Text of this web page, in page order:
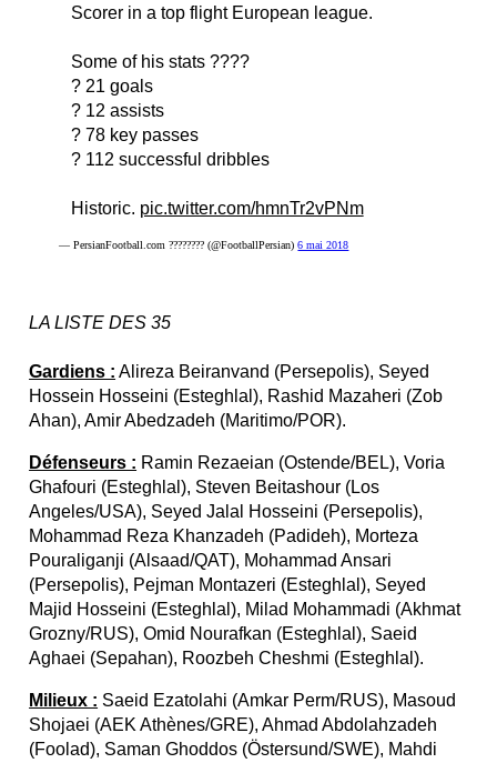
Scorer in a top flight European league.
Some of his stats ????
? 21 goals
? 12 assists
? 78 key passes
? 112 successful dribbles
Historic. pic.twitter.com/hmnTr2vPNm
— PersianFootball.com ???????? (@FootballPersian)6 mai 2018
LA LISTE DES 35
Gardiens : Alireza Beiranvand (Persepolis), Seyed
Hossein Hosseini (Esteghlal), Rashid Mazaheri (Zob
Ahan), Amir Abedzadeh (Maritimo/POR).
Défenseurs : Ramin Rezaeian (Ostende/BEL), Voria
Ghafouri (Esteghlal), Steven Beitashour (Los
Angeles/USA), Seyed Jalal Hosseini (Persepolis),
Mohammad Reza Khanzadeh (Padideh), Morteza
Pouraliganji (Alsaad/QAT), Mohammad Ansari
(Persepolis), Pejman Montazeri (Esteghlal), Seyed
Majid Hosseini (Esteghlal), Milad Mohammadi (Akhmat
Grozny/RUS), Omid Nourafkan (Esteghlal), Saeid
Aghaei (Sepahan), Roozbeh Cheshmi (Esteghlal).
Milieux : Saeid Ezatolahi (Amkar Perm/RUS), Masoud
Shojaei (AEK Athènes/GRE), Ahmad Abdolahzadeh
(Foolad), Saman Ghoddos (Östersund/SWE), Mahdi